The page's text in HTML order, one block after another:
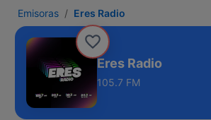
Emisoras Eres Radio
Eres Radio
105.7 FM